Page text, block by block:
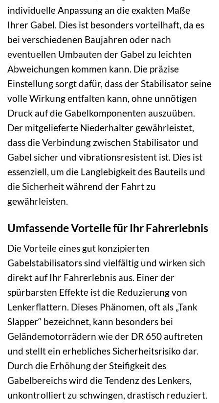
individuelle Anpassung an die exakten Maße
Ihrer Gabel. Dies ist besonders vorteilhaft, da es
bei verschiedenen Baujahren oder nach
eventuellen Umbauten der Gabel zu leichten
Abweichungen kommen kann. Die präzise
Einstellung sorgt dafür, dass der Stabilisator seine
volle Wirkung entfalten kann, ohne unnötigen
Druck auf die Gabelkomponenten auszuüben.
Der mitgelieferte Niederhalter gewährleistet,
dass die Verbindung zwischen Stabilisator und
Gabel sicher und vibrationsresistent ist. Dies ist
essenziell, um die Langlebigkeit des Bauteils und
die Sicherheit während der Fahrt zu
gewährleisten.
Umfassende Vorteile für Ihr Fahrerlebnis
Die Vorteile eines gut konzipierten
Gabelstabilisators sind vielfältig und wirken sich
direkt auf Ihr Fahrerlebnis aus. Einer der
spürbarsten Effekte ist die Reduzierung von
Lenkerflattern. Dieses Phänomen, oft als „Tank
Slapper“ bezeichnet, kann besonders bei
Geländemotorrädern wie der DR 650 auftreten
und stellt ein erhebliches Sicherheitsrisiko dar.
Durch die Erhöhung der Steifigkeit des
Gabelbereichs wird die Tendenz des Lenkers,
unkontrolliert zu schwingen, drastisch reduziert.